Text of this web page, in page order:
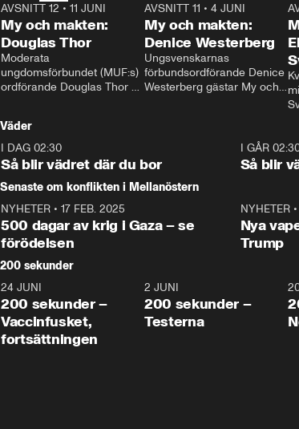
26:27
AVSNITT 12 • 11 JUNI
My och makten:
Douglas Thor
Moderata
ungdomsförbundet (MUF:s)
ordförande Douglas Thor
tonårsutvisningarna och hur
Moderaterna ska locka
väljare till valet i höst.
23:40
AVSNITT 11 •4 JUNI
My och makten:
Denice Westerberg
Ungsvenskarnas
förbundsordförande Denice
Westerberg gästar My och
Väder
I DAG 02:30
Så blir vädret där du bor
I GÅR
Så blir
Senaste om konflikten i Mellanöstern
NYHETER • 17 FEB. 2025
500 dagar av krig i Gaza – se
förödelsen
NYHETER•
Nya
Trump
200 sekunder
5:00
24 JUNI
200 sekunder –
Vaccinfusket,
fortsättningen
4:23
2 JUNI
200 sekunder –
Testerna